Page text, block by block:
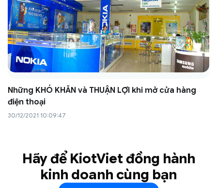
Những KHÓ KHĂN và THUẬN LỢI khi mở cửa hàng
điện thoại
30/12/2021 10:09:47
Hãy để KiotViet đồng hành
kinh doanh cùng bạn